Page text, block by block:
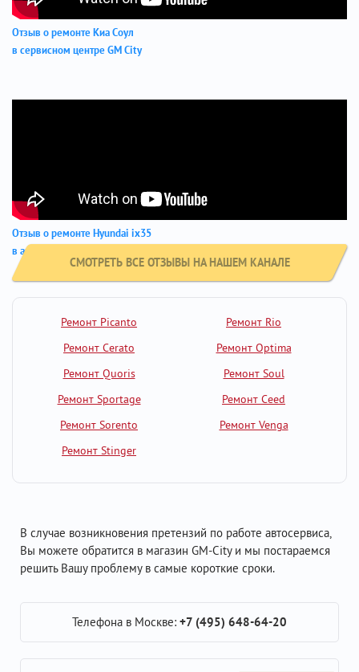
Отзыв о ремонте Киа Соул
в сервисном центре GM City
Отзыв о ремонте Hyundai ix35
в автосервисе GM-City
СМОТРЕТЬ ВСЕ ОТЗЫВЫ НА НАШЕМ КАНАЛЕ
Ремонт Picanto
Ремонт Rio
Ремонт Cerato
Ремонт Optima
Ремонт Quoris
Ремонт Soul
Ремонт Sportage
Ремонт Ceed
Ремонт Sorento
Ремонт Venga
Ремонт Stinger
В случае возникновения претензий по работе автосервиса,
Вы можете обратится в магазин GM-City и мы постараемся
решить Вашу проблему в самые короткие сроки.
Телефона в Москве: +7 (495) 648-64-20